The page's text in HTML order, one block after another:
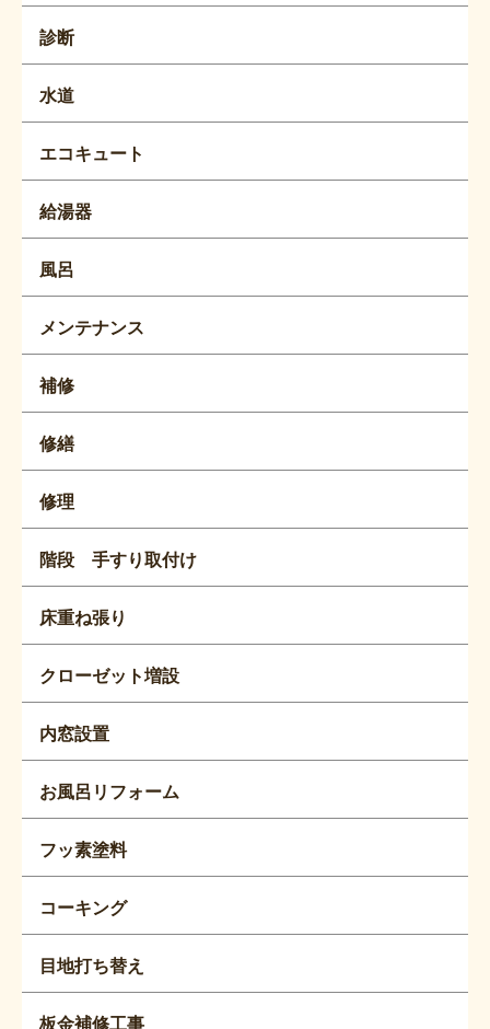
診断
水道
エコキュート
給湯器
風呂
メンテナンス
補修
修繕
修理
階段 手すり取付け
床重ね張り
クローゼット増設
内窓設置
お風呂リフォーム
フッ素塗料
コーキング
目地打ち替え
板金補修工事